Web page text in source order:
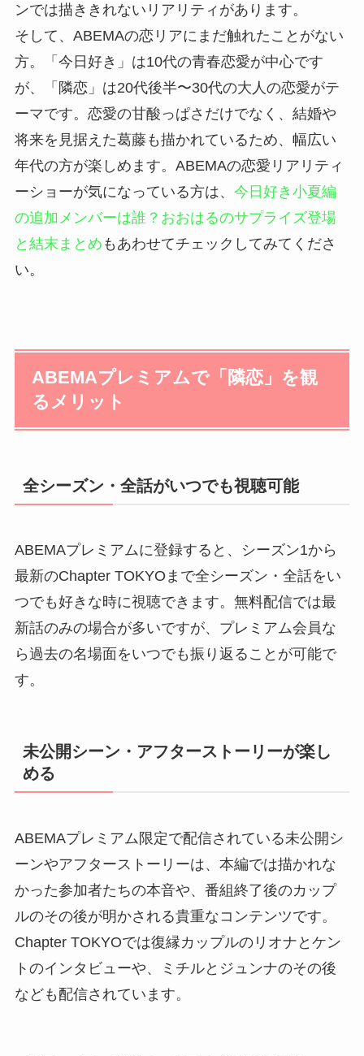
ンでは描ききれないリアリティがあります。
そして、ABEMAの恋リアにまだ触れたことがない
方。「今日好き」は10代の青春恋愛が中心です
が、「隣恋」は20代後半〜30代の大人の恋愛がテ
ーマです。恋愛の甘酸っぱさだけでなく、結婚や
将来を見据えた葛藤も描かれているため、幅広い
年代の方が楽しめます。ABEMAの恋愛リアリティ
ーショーが気になっている方は、 今日好き小夏編
の追加メンバーは誰？おおはるのサプライズ登場
と結末まとめ もあわせてチェックしてみてくださ
い。
ABEMAプレミアムで「隣恋」を観
るメリット
全シーズン・全話がいつでも視聴可能
ABEMAプレミアムに登録すると、シーズン1から
最新のChapter TOKYOまで全シーズン・全話をい
つでも好きな時に視聴できます。無料配信では最
新話のみの場合が多いですが、プレミアム会員な
ら過去の名場面をいつでも振り返ることが可能で
す。
未公開シーン・アフターストーリーが楽し
める
ABEMAプレミアム限定で配信されている未公開シ
ーンやアフターストーリーは、本編では描かれな
かった参加者たちの本音や、番組終了後のカップ
ルのその後が明かされる貴重なコンテンツです。
Chapter TOKYOでは復縁カップルのリオナとケン
トのインタビューや、ミチルとジュンナのその後
なども配信されています。